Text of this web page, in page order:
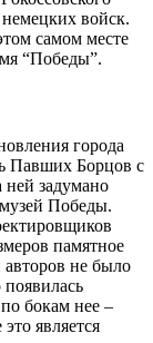
войск.
самом месте
“Победы”.
города
Павших Борцов с
задумано
Победы.
памятное
не было
появилась
бокам нее –
является